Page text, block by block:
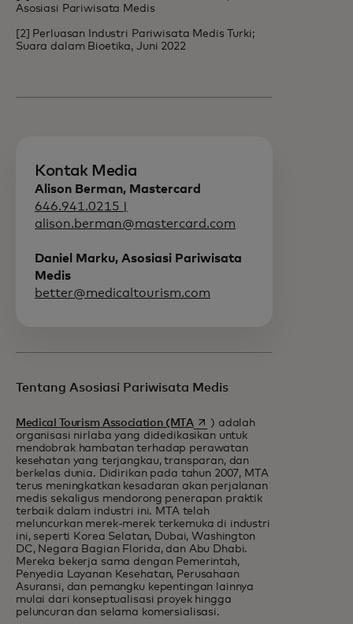
Asosiasi Pariwisata Medis
[2] Perluasan Industri Pariwisata Medis Turki;
Suara dalam Bioetika, Juni 2022
Kontak Media
Alison Berman, Mastercard
646.941.0215 |
alison.berman@mastercard.com
Daniel Marku, Asosiasi Pariwisata
Medis
better@medicaltourism.com
Tentang Asosiasi Pariwisata Medis
Medical Tourism Association (MTA opens in a new tab
) adalah
organisasi nirlaba yang didedikasikan untuk
mendobrak hambatan terhadap perawatan
kesehatan yang terjangkau, transparan, dan
berkelas dunia. Didirikan pada tahun 2007, MTA
terus meningkatkan kesadaran akan perjalanan
medis sekaligus mendorong penerapan praktik
terbaik dalam industri ini. MTA telah
meluncurkan merek-merek terkemuka di industri
ini, seperti Korea Selatan, Dubai, Washington
DC, Negara Bagian Florida, dan Abu Dhabi.
Mereka bekerja sama dengan Pemerintah,
Penyedia Layanan Kesehatan, Perusahaan
Asuransi, dan pemangku kepentingan lainnya
mulai dari konseptualisasi proyek hingga
peluncuran dan selama komersialisasi.